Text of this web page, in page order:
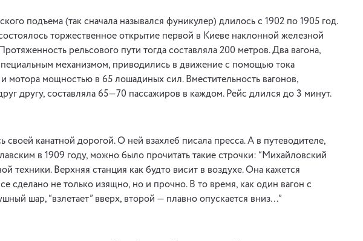
подъема (так сначала назывался фуникулер) длилось с 1902 по 1905 год.
торжественное открытие первой в Киеве наклонной железной
рельсового пути тогда составляла 200 метров. Два вагона,
механизмом, приводились в движение с помощью тока
мотора мощностью в 65 лошадиных сил. Вместительность вагонов,
другу, составляла 65—70 пассажиров в каждом. Рейс длился до 3 минут.
своей канатной дорогой. О ней взахлеб писала пресса. А в путеводителе,
в 1909 году, можно было прочитать такие строчки: “Михайловский
техники. Верхняя станция как будто висит в воздухе. Она кажется
сделано не только изящно, но и прочно. В то время, как один вагон с
шар, “взлетает” вверх, второй — плавно опускается вниз…”